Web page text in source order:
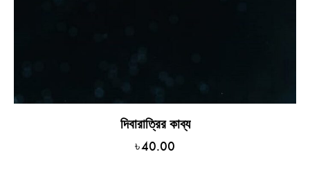
দিবারাত্রির কাব্য
৳40.00